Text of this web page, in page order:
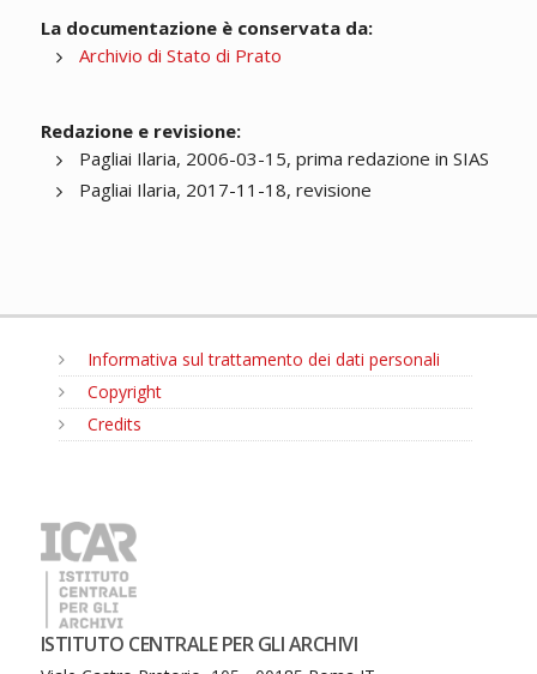
La documentazione è conservata da:
Archivio di Stato di Prato
Redazione e revisione:
Pagliai Ilaria, 2006-03-15, prima redazione in SIAS
Pagliai Ilaria, 2017-11-18, revisione
Informativa sul trattamento dei dati personali
Copyright
Credits
ISTITUTO CENTRALE PER GLI ARCHIVI